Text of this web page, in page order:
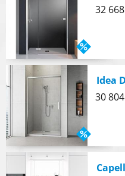
32 668
30 804